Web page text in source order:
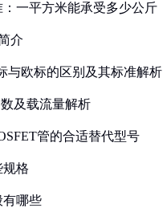
一平方米能承受多少公斤
介
与欧标的区别及其标准解析
及载流量解析
管的合适替代型号
规格
有哪些